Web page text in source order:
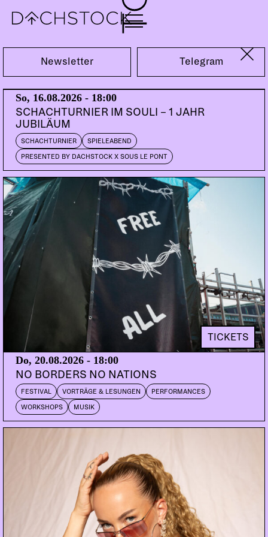
Fr, 23.01.2015
SCHEIBENKLEISTER
KANT
ION LUDWIG LIVE NL | UGold, Trelik, Leeuwarden
JAN PENARUBIA CH | Offmind
DOORS: ABENDKASSE:
Es braucht mehr Typen mit Ecken und Kanten, klingt
es vom Stammtisch der krisengeschüttelten Nation.
Nun, genau da kann der werte Dachstock Abhilfe
verschaffen. Zum bereits vierten Mal lädt dieser
hat den wohl kantigsten aller Kerle aus der
dänischen Nussecke geholt: KANT, der kreative
Tanzmusikant von der Nordsee, weiss wie man
fliessend seelengeschwängerte Stimmen,
pulsierende Tieffrequenzen und aneckende
Schlaginstrumente aneinander schmiegt, und dabei
Newsletter Telegram
So, 16.08.2026 - 18:00
SCHACHTURNIER IM SOULI – 1 JAHR
JUBILÄUM
SCHACHTURNIER SPIELEABEND
PRESENTED BY DACHSTOCK X SOUS LE PONT
TICKETS
Do, 20.08.2026 - 18:00
NO BORDERS NO NATIONS
FESTIVAL VORTRÄGE & LESUNGEN PERFORMANCES
WORKSHOPS MUSIK